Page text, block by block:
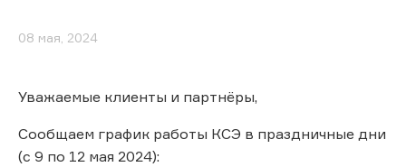
08 мая, 2024
Уважаемые клиенты и партнёры,
Сообщаем график работы КСЭ в праздничные дни
(с 9 по 12 мая 2024):